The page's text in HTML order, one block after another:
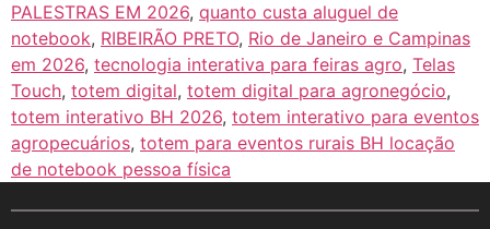
PALESTRAS EM 2026, quanto custa aluguel de
notebook, RIBEIRÃO PRETO, Rio de Janeiro e Campinas
em 2026, tecnologia interativa para feiras agro, Telas
Touch, totem digital, totem digital para agronegócio,
totem interativo BH 2026, totem interativo para eventos
agropecuários, totem para eventos rurais BH locação
de notebook pessoa física